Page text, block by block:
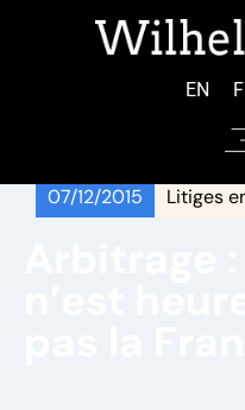
EN
07/12/2015 Litiges